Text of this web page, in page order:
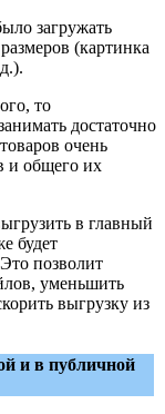
загружать
(картинка
то
достаточно
очень
и общего их
в главный
будет
позволит
уменьшить
выгрузку из
и в публичной